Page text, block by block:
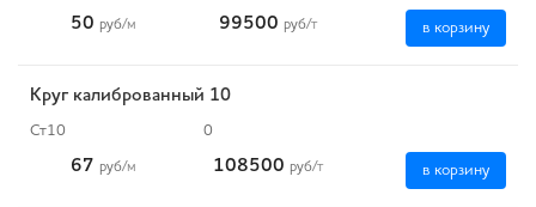
50 руб/м 99500 руб/т в корзину
Круг калиброванный 10
Ст10 0
67 руб/м 108500 руб/т в корзину